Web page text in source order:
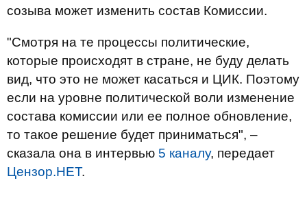
созыва может изменить состав Комиссии.
"Смотря на те процессы политические,
которые происходят в стране, не буду делать
вид, что это не может касаться и ЦИК. Поэтому
если на уровне политической воли изменение
состава комиссии или ее полное обновление,
то такое решение будет приниматься", –
сказала она в интервью 5 каналу, передает
Цензор.НЕТ.